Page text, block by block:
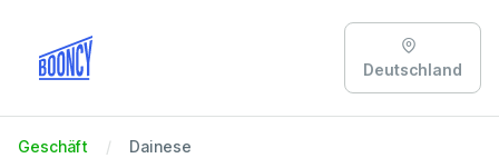
Deutschland
Geschäft Dainese